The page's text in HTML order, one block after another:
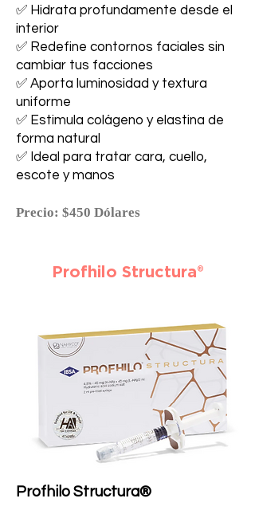
✅ Hidrata profundamente desde el
interior
✅ Redefine contornos faciales sin
cambiar tus facciones
✅ Aporta luminosidad y textura
uniforme
✅ Estimula colágeno y elastina de
forma natural
✅ Ideal para tratar cara, cuello,
escote y manos
Precio: $450 Dólares
Profhilo Structura®
Profhilo Structura®